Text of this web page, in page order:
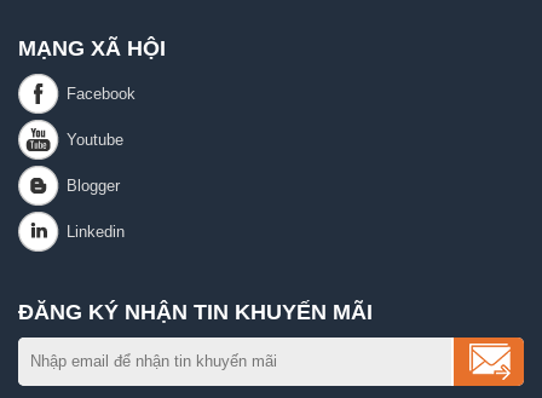
MẠNG XÃ HỘI
ĐĂNG KÝ NHẬN TIN KHUYẾN MÃI